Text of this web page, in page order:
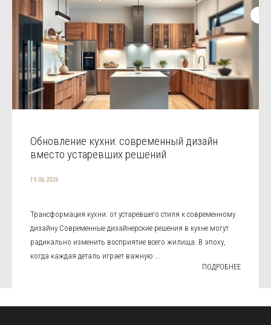
Обновление кухни: современный дизайн
вместо устаревших решений
19.06.2026
Трансформация кухни: от устаревшего стиля к современному
дизайну Современные дизайнерские решения в кухне могут
радикально изменить восприятие всего жилища. В эпоху,
когда каждая деталь играет важную ...
ПОДРОБНЕЕ